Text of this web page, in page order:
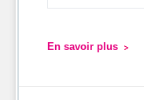
En savoir plus